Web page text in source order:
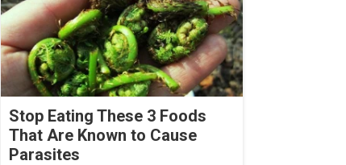
Stop Eating These 3 Foods
That Are Known to Cause
Parasites